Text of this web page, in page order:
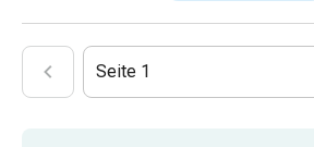
&
Seite 1